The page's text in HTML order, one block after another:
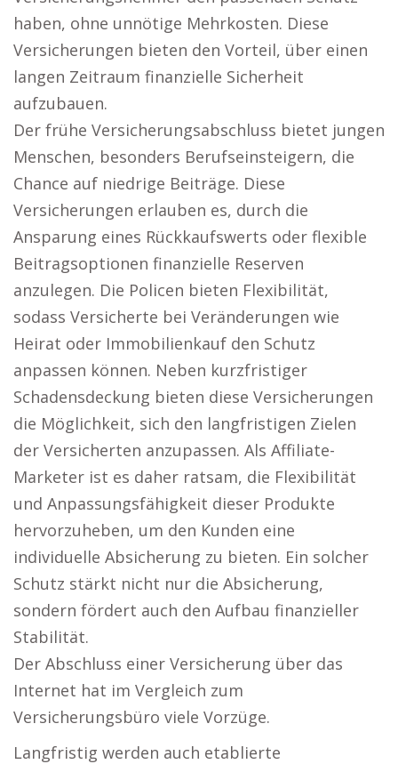
haben, ohne unnötige Mehrkosten. Diese
Versicherungen bieten den Vorteil, über einen
langen Zeitraum finanzielle Sicherheit
aufzubauen.
Der frühe Versicherungsabschluss bietet jungen
Menschen, besonders Berufseinsteigern, die
Chance auf niedrige Beiträge. Diese
Versicherungen erlauben es, durch die
Ansparung eines Rückkaufswerts oder flexible
Beitragsoptionen finanzielle Reserven
anzulegen. Die Policen bieten Flexibilität,
sodass Versicherte bei Veränderungen wie
Heirat oder Immobilienkauf den Schutz
anpassen können. Neben kurzfristiger
Schadensdeckung bieten diese Versicherungen
die Möglichkeit, sich den langfristigen Zielen
der Versicherten anzupassen. Als Affiliate-
Marketer ist es daher ratsam, die Flexibilität
und Anpassungsfähigkeit dieser Produkte
hervorzuheben, um den Kunden eine
individuelle Absicherung zu bieten. Ein solcher
Schutz stärkt nicht nur die Absicherung,
sondern fördert auch den Aufbau finanzieller
Stabilität.
Der Abschluss einer Versicherung über das
Internet hat im Vergleich zum
Versicherungsbüro viele Vorzüge.
Langfristig werden auch etablierte